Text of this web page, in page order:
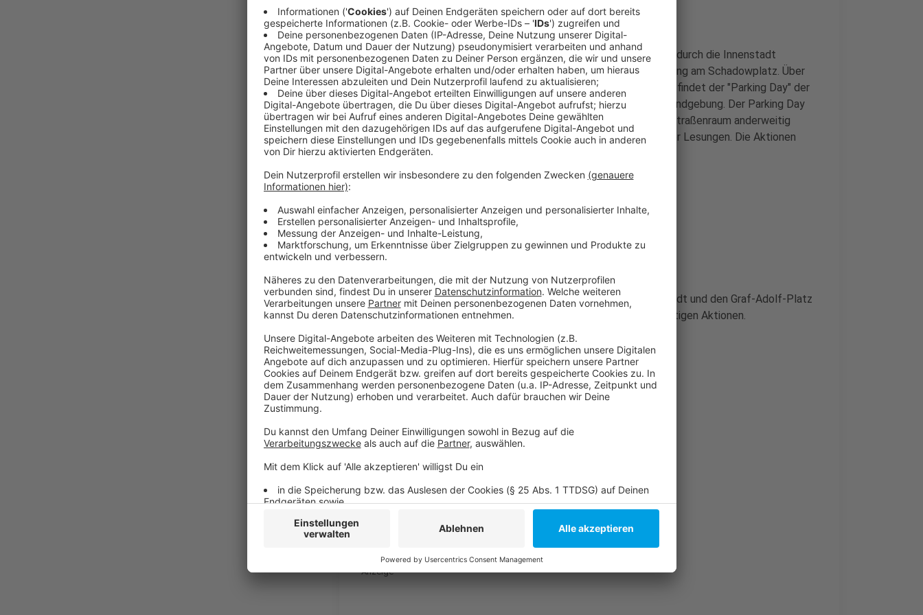
Anzeige
Die Klimabewegung "Fridays For Future" hat zu einem Demozug durch die Innenstadt
aufgerufen. Der Demozug startet um 16 Uhr nach einer Kundgebung am Schadowplatz. Über
Altstadt und Graf-Adolf-Platz geht es dann zur Königsallee. Dort findet der "Parking Day" der
Students for Future statt - mit Live-Musik und einer Abschlusskundgebung. Der Parking Day
ist ein jährlicher Aktionstag, bei dem Parkplätze im öffentlichen Straßenraum anderweitig
genutzt werden - etwa als Foodsharing-Station, für Konzerte oder Lesungen. Die Aktionen
zum Parking Day sind in der ganzen Stadt verteilt.
Anzeige
Aktionen in der Innenstadt
Anzeige
Der Demozug beginnt am Schadowplatz und führt über die Altstadt und den Graf-Adolf-Platz
zur Königsallee. Dort erwartet euch der "
" mit vielfältigen Aktionen.
Anzeige
Weitere Infos und Links zum Thema:
So berichtet Fridays For Future
Die Students For Future Düsseldorf
Das Programm am Parking Day in Düsseldorf
Der BUND zum Parking Day Düsseldorf
Anzeige